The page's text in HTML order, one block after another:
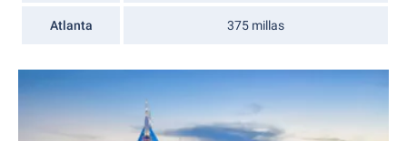
Atlanta 375 millas